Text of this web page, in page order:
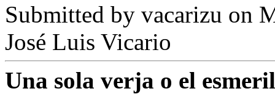
Submitted by vacarizu on
José Luis Vicario
Una sola verja o el